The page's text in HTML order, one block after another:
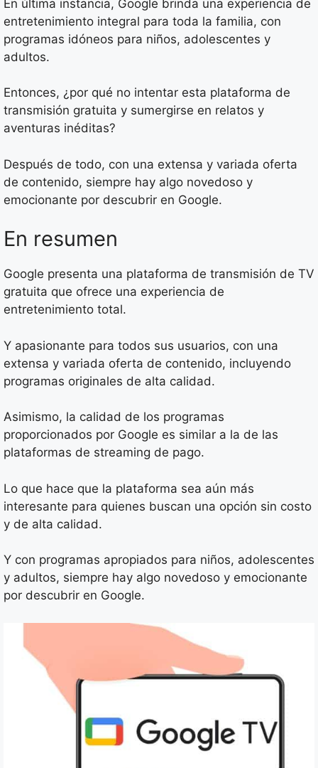
En última instancia, Google brinda una experiencia de
entretenimiento integral para toda la familia, con
programas idóneos para niños, adolescentes y
adultos.
Entonces, ¿por qué no intentar esta plataforma de
transmisión gratuita y sumergirse en relatos y
aventuras inéditas?
Después de todo, con una extensa y variada oferta
de contenido, siempre hay algo novedoso y
emocionante por descubrir en Google.
En resumen
Google presenta una plataforma de transmisión de TV
gratuita que ofrece una experiencia de
entretenimiento total.
Y apasionante para todos sus usuarios, con una
extensa y variada oferta de contenido, incluyendo
programas originales de alta calidad.
Asimismo, la calidad de los programas
proporcionados por Google es similar a la de las
plataformas de streaming de pago.
Lo que hace que la plataforma sea aún más
interesante para quienes buscan una opción sin costo
y de alta calidad.
Y con programas apropiados para niños, adolescentes
y adultos, siempre hay algo novedoso y emocionante
por descubrir en Google.